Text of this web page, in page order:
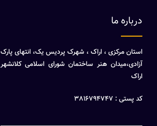
درباره ما
استان مرکزی ، اراک ، شهرک پردیس یک، انتهای پارک
آزادی،میدان هنر ساختمان شورای اسلامی کلانشهر
اراک
کد پستی : 3816794747